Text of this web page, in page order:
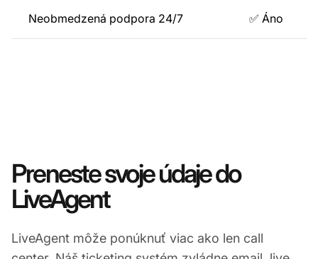
Neobmedzená podpora 24/7 ✅ Áno
Preneste svoje údaje do
LiveAgent
LiveAgent môže ponúknuť viac ako len call